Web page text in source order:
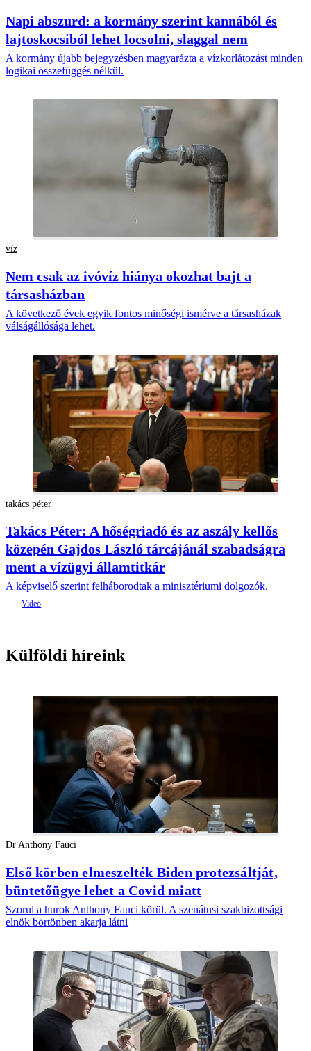
Napi abszurd: a kormány szerint kannából és
lajtoskocsiból lehet locsolni, slaggal nem
A kormány újabb bejegyzésben magyarázta a vízkorlátozást minden
logikai összefüggés nélkül.
víz
Nem csak az ivóvíz hiánya okozhat bajt a
társasházban
A következő évek egyik fontos minőségi ismérve a társasházak
válságállósága lehet.
takács péter
Takács Péter: A hőségriadó és az aszály kellős
közepén Gajdos László tárcájánál szabadságra
ment a vízügyi államtitkár
A képviselő szerint felháborodtak a minisztériumi dolgozók.
Külföldi híreink
Dr Anthony Fauci
Első körben elmeszelték Biden protezsáltját,
büntetőügye lehet a Covid miatt
Szorul a hurok Anthony Fauci körül. A szenátusi szakbizottsági
elnök börtönben akarja látni